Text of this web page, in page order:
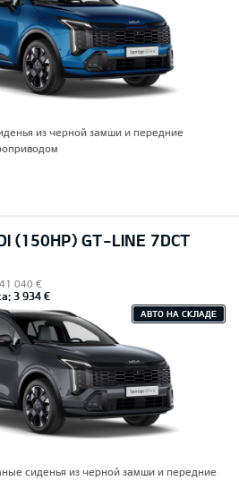
из черной замши и передние
(150HP) GT-LINE 7DCT
040 €
3 934 €
АВТО НА СКЛАДЕ
сиденья из черной замши и передние